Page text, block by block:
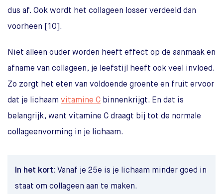
dus af. Ook wordt het collageen losser verdeeld dan
voorheen [10].
Niet alleen ouder worden heeft effect op de aanmaak en
afname van collageen, je leefstijl heeft ook veel invloed.
Zo zorgt het eten van voldoende groente en fruit ervoor
dat je lichaam vitamine C binnenkrijgt. En dat is
belangrijk, want vitamine C draagt bij tot de normale
collageenvorming in je lichaam.
In het kort: Vanaf je 25e is je lichaam minder goed in
staat om collageen aan te maken.